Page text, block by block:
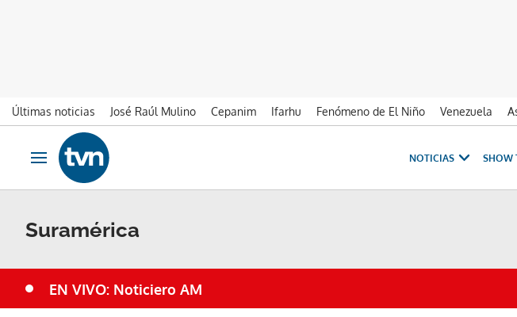
Últimas noticias José Raúl Mulino Cepanim Ifarhu Fenómeno de El Niño Venezuela
Ir al contenido
Obrir navegació
NOTICIAS SHOW
Suramérica
EN VIVO: Noticiero AM